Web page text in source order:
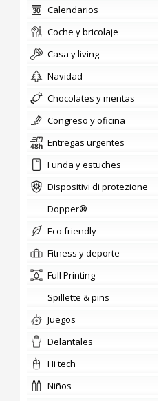
calendarios
coche y bricolaje
casa y living
Navidad
chocolates y mentas
congreso y oficina
Entregas urgentes
Funda y estuches
Dispositivi di protezione
Dopper®
Eco friendly
fitness y deporte
Full Printing
Spillette & pins
Juegos
delantales
hi tech
niños